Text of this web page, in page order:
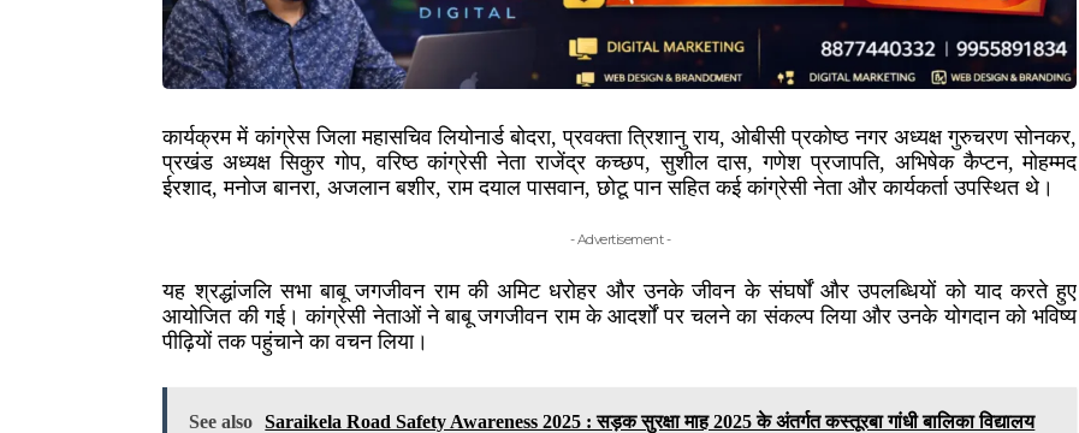
कार्यक्रम में कांग्रेस जिला महासचिव लियोनार्ड बोदरा, प्रवक्ता त्रिशानु राय, ओबीसी प्रकोष्ठ नगर अध्यक्ष गुरुचरण सोनकर,
प्रखंड अध्यक्ष सिकुर गोप, वरिष्ठ कांग्रेसी नेता राजेंद्र कच्छप, सुशील दास, गणेश प्रजापति, अभिषेक कैप्टन, मोहम्मद
ईरशाद, मनोज बानरा, अजलान बशीर, राम दयाल पासवान, छोटू पान सहित कई कांग्रेसी नेता और कार्यकर्ता उपस्थित थे।
- Advertisement -
यह श्रद्धांजलि सभा बाबू जगजीवन राम की अमिट धरोहर और उनके जीवन के संघर्षों और उपलब्धियों को याद करते हुए
आयोजित की गई। कांग्रेसी नेताओं ने बाबू जगजीवन राम के आदर्शों पर चलने का संकल्प लिया और उनके योगदान को भविष्य
पीढ़ियों तक पहुंचाने का वचन लिया।
See also
Saraikela Road Safety Awareness 2025 : सड़क सुरक्षा माह 2025 के अंतर्गत कस्तूरबा गांधी बालिका विद्यालय